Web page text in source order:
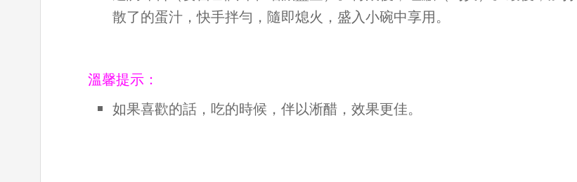
散了的蛋汁，快手拌勻，隨即熄火，盛入小碗中享用。
溫馨提示：
如果喜歡的話，吃的時候，伴以淅醋，效果更佳。